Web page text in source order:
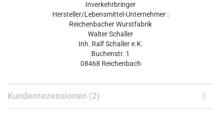
Inverkehrbringer
Hersteller/Lebensmittel-Unternehmer :
Reichenbacher Wurstfabrik
Walter Schaller
Inh. Ralf Schaller e.K.
Buchenstr. 1
08468 Reichenbach
Kundenrezensionen (2)